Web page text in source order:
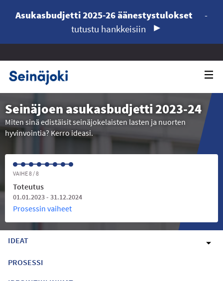
Asukasbudjetti 2025-26 äänestystulokset
-
tutustu hankkeisiin
Seinäjoen asukasbudjetti 2023-24
Miten sinä edistäisit seinäjokelaisten lasten ja nuorten
hyvinvointia? Kerro ideasi.
VAIHE 8 / 8
Toteutus
01.01.2023 - 31.12.2024
Prosessin vaiheet
IDEAT
PROSESSI